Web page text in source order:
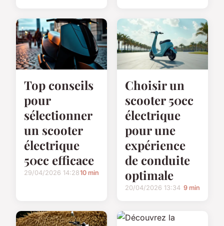
Top conseils
pour
sélectionner
un scooter
électrique
50cc efficace
29/04/2026 14:2810 min
Choisir un
scooter 50cc
électrique
pour une
expérience
de conduite
optimale
20/04/2026 13:34 9 min